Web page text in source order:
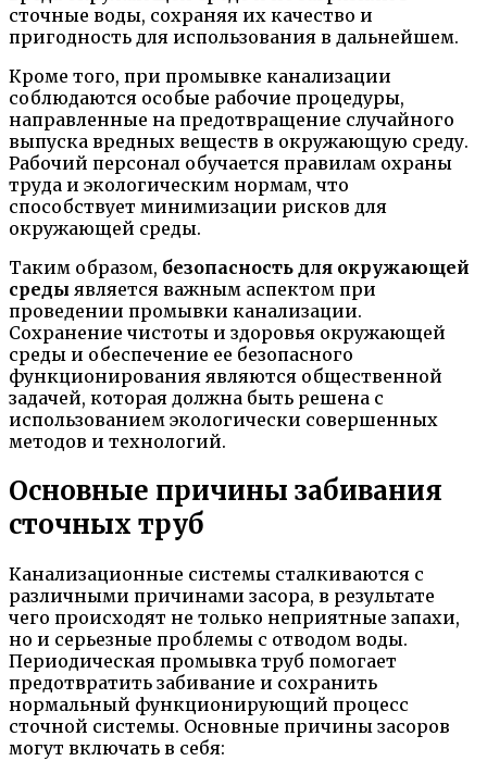
сточные воды, сохраняя их качество и
пригодность для использования в дальнейшем.
Кроме того, при промывке канализации
соблюдаются особые рабочие процедуры,
направленные на предотвращение случайного
выпуска вредных веществ в окружающую среду.
Рабочий персонал обучается правилам охраны
труда и экологическим нормам, что
способствует минимизации рисков для
окружающей среды.
Таким образом, безопасность для окружающей
среды является важным аспектом при
проведении промывки канализации.
Сохранение чистоты и здоровья окружающей
среды и обеспечение ее безопасного
функционирования являются общественной
задачей, которая должна быть решена с
использованием экологически совершенных
методов и технологий.
Основные причины забивания
сточных труб
Канализационные системы сталкиваются с
различными причинами засора, в результате
чего происходят не только неприятные запахи,
но и серьезные проблемы с отводом воды.
Периодическая промывка труб помогает
предотвратить забивание и сохранить
нормальный функционирующий процесс
сточной системы. Основные причины засоров
могут включать в себя: